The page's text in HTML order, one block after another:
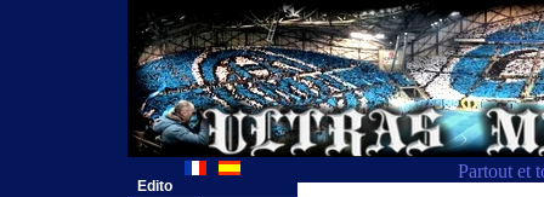
Partout et
Edito